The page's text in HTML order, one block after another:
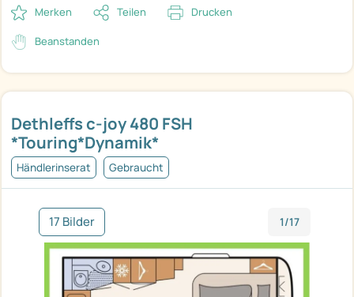
Dethleffs c-joy 480 FSH
*Touring*Dynamik*
Händlerinserat Gebraucht
17 Bilder 1/17
Merken Teilen Drucken
Beanstanden